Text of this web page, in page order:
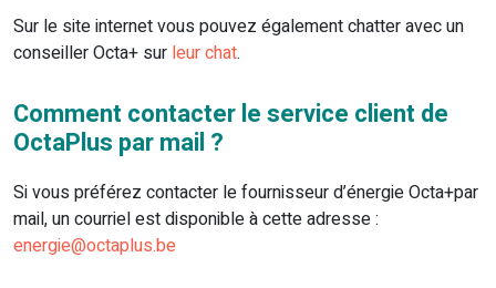
Sur le site internet vous pouvez également chatter avec un
conseiller Octa+ sur leur chat.
Comment contacter le service client de
OctaPlus par mail ?
Si vous préférez contacter le fournisseur d’énergie Octa+par
mail, un courriel est disponible à cette adresse :
energie@octaplus.be